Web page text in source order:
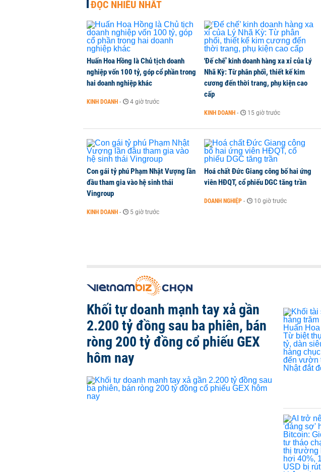
ĐỌC NHIỀU NHẤT
Huấn Hoa Hồng là Chủ tịch doanh
nghiệp vốn 100 tỷ, góp cổ phần trong
hai doanh nghiệp khác
KINH DOANH - 4 giờ trước
'Đế chế’ kinh doanh hàng xa xỉ của Lý
Nhã Kỳ: Từ phân phối, thiết kế kim
cương đến thời trang, phụ kiện cao
cấp
KINH DOANH - 15 giờ trước
Con gái tỷ phú Phạm Nhật Vượng lần
đầu tham gia vào hệ sinh thái
Vingroup
KINH DOANH - 5 giờ trước
Hoá chất Đức Giang công bố hai ứng
viên HĐQT, cổ phiếu DGC tăng trần
DOANH NGHIỆP - 10 giờ trước
Khối tự doanh mạnh tay xả gần
2.200 tỷ đồng sau ba phiên, bán
ròng 200 tỷ đồng cổ phiếu GEX
hôm nay